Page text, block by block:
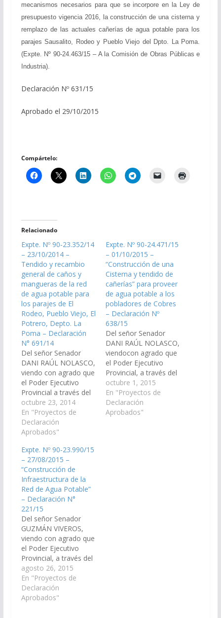
mecanismos necesarios para que se incorpore en la Ley de
presupuesto vigencia 2016, la construcción de una cisterna y
remplazo de las actuales cañerías de agua potable para los
parajes Sausalito, Rodeo y Pueblo Viejo del Dpto. La Poma.
(Expte. Nº 90-24.463/15 – A la Comisión de Obras Públicas e
Industria).
Declaración Nº 631/15
Aprobado el 29/10/2015
Compártelo:
Relacionado
Expte. Nº 90-23.352/14
– 23/10/2014 –
Tendido y recambio
general de caños y
mangueras de la red
de agua potable para
los parajes de El
Rodeo, Pueblo Viejo, El
Potrero, Depto. La
Poma – Declaración
N° 691/14
Del señor Senador
DANI RAÚL NOLASCO,
viendo con agrado que
el Poder Ejecutivo
Provincial a través del
Ministerio de Finanzas,
Infraestructura y
Servicios Públicos,
incluya en el Proyecto
General de la Provincia
vigencia 2015, las
partidas
correspondientes para
el tendido y recambio
general de caños y
mangueras de…
octubre 23, 2014
En "Proyectos de
Declaración
Aprobados"
Expte. Nº 90-24.471/15
– 01/10/2015 –
“Construcción de una
Cisterna y tendido de
cañerías” para proveer
de agua potable a los
pobladores de Cobres
– Declaración Nº
638/15
Del señor Senador
DANI RAÚL NOLASCO,
viendocon agrado que
el Poder Ejecutivo
Provincial, a través del
Ministerio de Finanzas
y Obras Publicas y los
organismos
pertinentes incluyan en
octubre 1, 2015
En "Proyectos de
Declaración
Aprobados"
Expte. Nº 90-23.990/15
– 27/08/2015 –
“Construcción de
Infraestructura de la
Red de Agua Potable”
– Declaración N°
221/15
Del señor Senador
GUZMÁN VIVEROS,
viendo con agrado que
el Poder Ejecutivo
Provincial, a través del
Ministerio de
Economía,
Infraestructura y
Servicios Públicos,
agosto 26, 2015
En "Proyectos de
Declaración
Aprobados"